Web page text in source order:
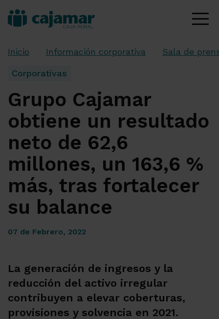
Inicio Información corporativa Sala de
Corporativas
Grupo Cajamar
obtiene un resultado
neto de 62,6
millones, un 163,6 %
más, tras fortalecer
su balance
07 de Febrero, 2022
La generación de ingresos y la
reducción del activo irregular
contribuyen a elevar coberturas,
provisiones y solvencia en 2021.